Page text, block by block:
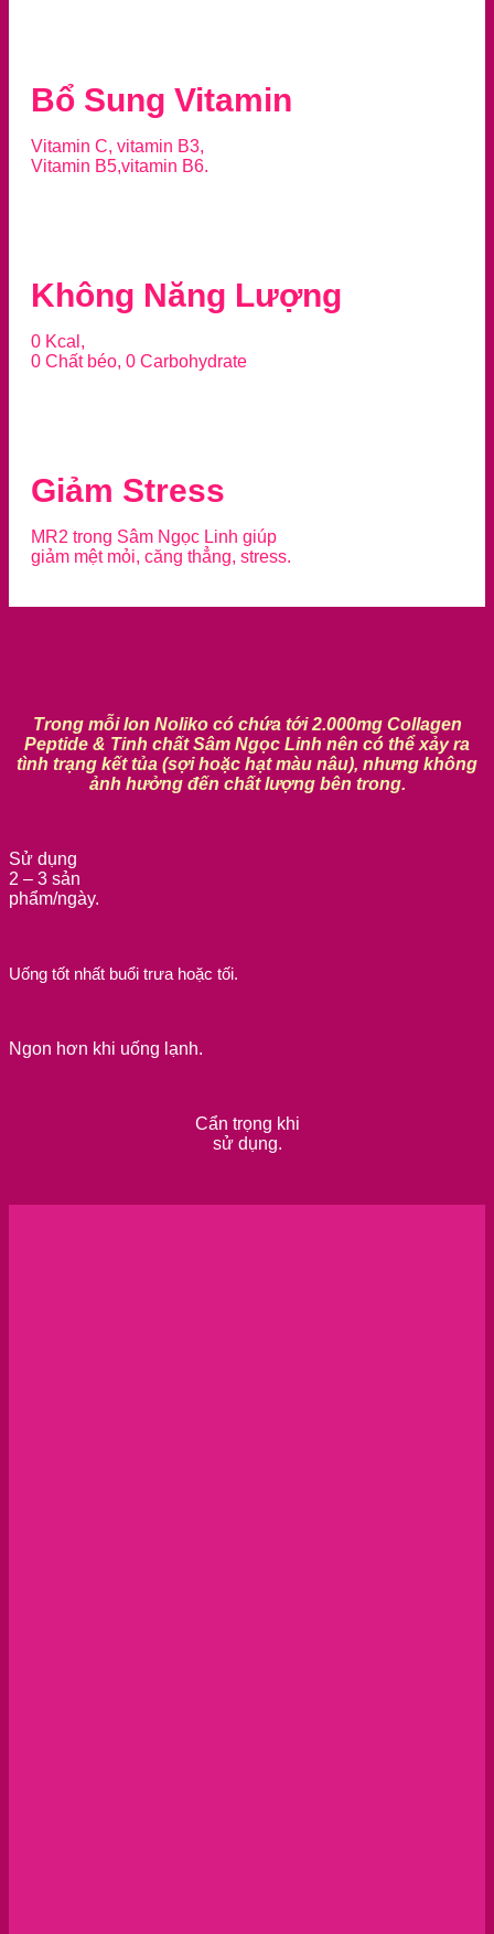
Bổ Sung Vitamin
Vitamin C, vitamin B3,
Vitamin B5,vitamin B6.
Không Năng Lượng
0 Kcal,
0 Chất béo, 0 Carbohydrate
Giảm Stress
MR2 trong Sâm Ngọc Linh giúp
giảm mệt mỏi, căng thẳng, stress.
Trong mỗi lon Noliko có chứa tới 2.000mg Collagen
Peptide & Tinh chất Sâm Ngọc Linh nên có thể xảy ra
tình trạng kết tủa (sợi hoặc hạt màu nâu), nhưng không
ảnh hưởng đến chất lượng bên trong.
Sử dụng
2 – 3 sản
phẩm/ngày.
Uống tốt nhất buổi trưa hoặc tối.
Ngon hơn khi uống lạnh.
Cẩn trọng khi
sử dụng.